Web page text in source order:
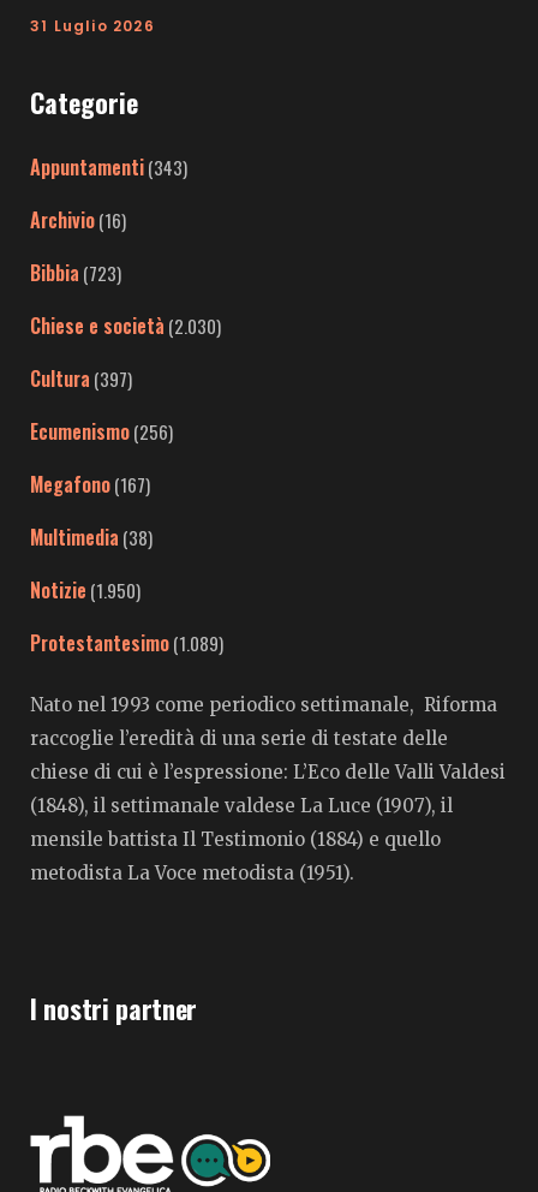
31 Luglio 2026
Categorie
Appuntamenti(343)
Archivio(16)
Bibbia (723)
Chiese e società (2.030)
Cultura (397)
Ecumenismo(256)
Megafono(167)
Multimedia (38)
Notizie (1.950)
Protestantesimo(1.089)
Nato nel 1993 come periodico settimanale, Riforma
raccoglie l’eredità di una serie di testate delle
chiese di cui è l’espressione: L’Eco delle Valli Valdesi
(1848), il settimanale valdese La Luce (1907), il
mensile battista Il Testimonio (1884) e quello
metodista La Voce metodista (1951).
I nostri partner